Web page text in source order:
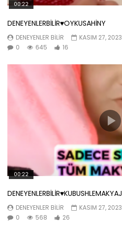
00:22
DENEYENLERBİLİR♥️OYKUSAHİNY
DENEYENLER BILIR
KASIM 27, 2023
0
645 16
00:22
DENEYENLERBİLİR♥️KUBUSHLEMAKYAJ
DENEYENLER BILIR
KASIM 27, 2023
0
568 26